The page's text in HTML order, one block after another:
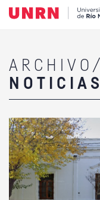
ARCHIVO/
NOTICIAS